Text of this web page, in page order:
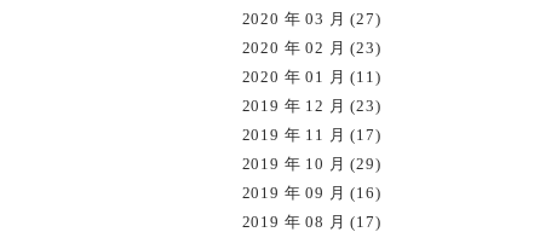
2020 年 03 月 (27)
2020 年 02 月 (23)
2020 年 01 月 (11)
2019 年 12 月 (23)
2019 年 11 月 (17)
2019 年 10 月 (29)
2019 年 09 月 (16)
2019 年 08 月 (17)